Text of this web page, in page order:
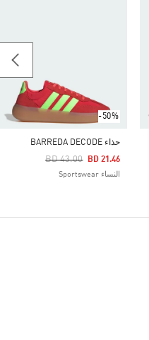
-50%
حذاء BARREDA DECODE
Price Reduced From
BD 43.00
To BD 21.46
النساء Sportswear